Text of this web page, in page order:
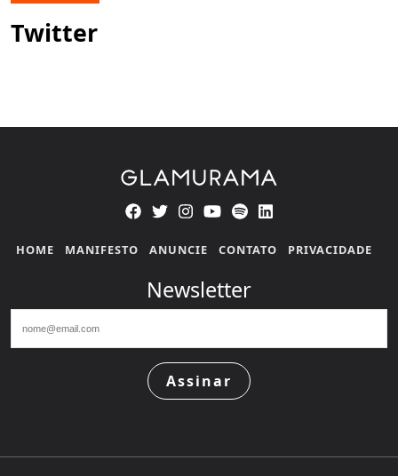
Twitter
HOME MANIFESTO ANUNCIE CONTATO PRIVACIDADE
Newsletter